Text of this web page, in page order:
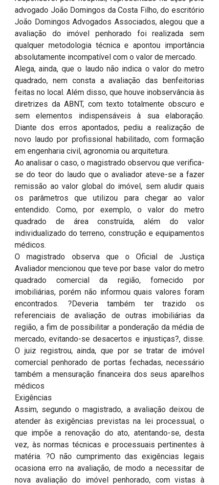
advogado João Domingos da Costa Filho, do escritório
João Domingos Advogados Associados, alegou que a
avaliação do imóvel penhorado foi realizada sem
qualquer metodologia técnica e apontou importância
absolutamente incompatível com o valor de mercado.
Alega, ainda, que o laudo não indica o valor do metro
quadrado, nem consta a avaliação das benfeitorias
feitas no local. Além disso, que houve inobservância às
diretrizes da ABNT, com texto totalmente obscuro e
sem elementos indispensáveis à sua elaboração.
Diante dos erros apontados, pediu a realização de
novo laudo por profissional habilitado, com formação
em engenharia civil, agronomia ou arquitetura.
Ao analisar o caso, o magistrado observou que verifica-
se do teor do laudo que o avaliador ateve-se a fazer
remissão ao valor global do imóvel, sem aludir quais
os parâmetros que utilizou para chegar ao valor
entendido. Como, por exemplo, o valor do metro
quadrado de área construída, além do valor
individualizado do terreno, construção e equipamentos
médicos.
O magistrado observa que o Oficial de Justiça
Avaliador mencionou que teve por base valor do metro
quadrado comercial da região, fornecido por
imobiliárias, porém não informou quais valores foram
encontrados. ?Deveria também ter trazido os
referenciais de avaliação de outras imobiliárias da
região, a fim de possibilitar a ponderação da média de
mercado, evitando-se desacertos e injustiças?, disse.
O juiz registrou, ainda, que por se tratar de imóvel
comercial penhorado de portas fechadas, necessário
também a mensuração financeira dos seus aparelhos
médicos
Exigências
Assim, segundo o magistrado, a avaliação deixou de
atender às exigências previstas na lei processual, o
que impõe a renovação do ato, atentando-se, desta
vez, às normas técnicas e processuais pertinentes à
matéria. ?O não cumprimento das exigências legais
ocasiona erro na avaliação, de modo a necessitar de
nova avaliação do imóvel penhorado, com vistas à